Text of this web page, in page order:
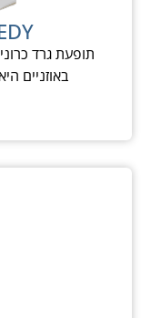
תופעת גרד
באוזניים